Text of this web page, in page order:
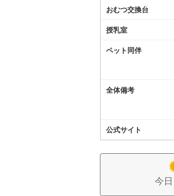
おむつ交換台
授乳室
ペット同伴
全体備考
公式サイト
今日